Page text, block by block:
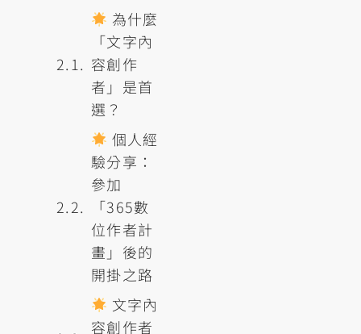
為什麼
「文字內
容創作
者」是首
選？
個人經
驗分享：
參加
「365數
位作者計
畫」後的
開掛之路
文字內
容創作者